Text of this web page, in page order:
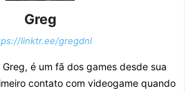
Greg
linktr.ee/gregdnl
Greg, é um fã dos games desde sua
contato com videogame quando